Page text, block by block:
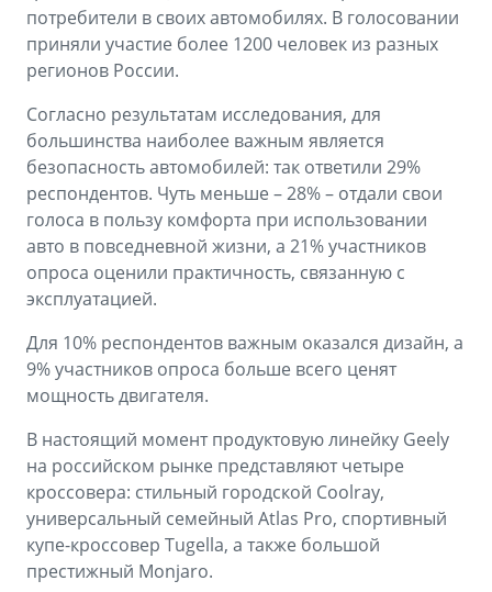
от 3 429 990 ₽* от 4 349 990 ₽*
PREFACE
от 3 079 990 ₽*
GEELY EX5
от 3 769 990 ₽*
Аксессуары
Зарядные устройства
ФИНАНСЫ И УСЛУГИ
Автокредит
Расчет КАСКО
Страхование
GEELY Лизинг
Советы по эксплуатации
Спецпредложения
ПОДДЕРЖКА
Помощь на дорогах
Гарантия Geely
Сервисная книжка
Вопросы и ответы
потребители в своих автомобилях. В голосовании
приняли участие более 1200 человек из разных
регионов России.
Согласно результатам исследования, для
большинства наиболее важным является
безопасность автомобилей: так ответили 29%
респондентов. Чуть меньше – 28% – отдали свои
голоса в пользу комфорта при использовании
авто в повседневной жизни, а 21% участников
опроса оценили практичность, связанную с
эксплуатацией.
Для 10% респондентов важным оказался дизайн, а
9% участников опроса больше всего ценят
мощность двигателя.
В настоящий момент продуктовую линейку Geely
на российском рынке представляют четыре
кроссовера: стильный городской Coolray,
универсальный семейный Atlas Pro, спортивный
купе-кроссовер Tugella, а также большой
престижный Monjaro.